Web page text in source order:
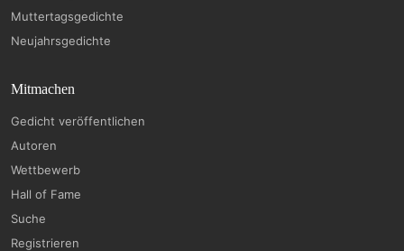
Muttertagsgedichte
Neujahrsgedichte
Mitmachen
Gedicht veröffentlichen
Autoren
Wettbewerb
Hall of Fame
Suche
Registrieren